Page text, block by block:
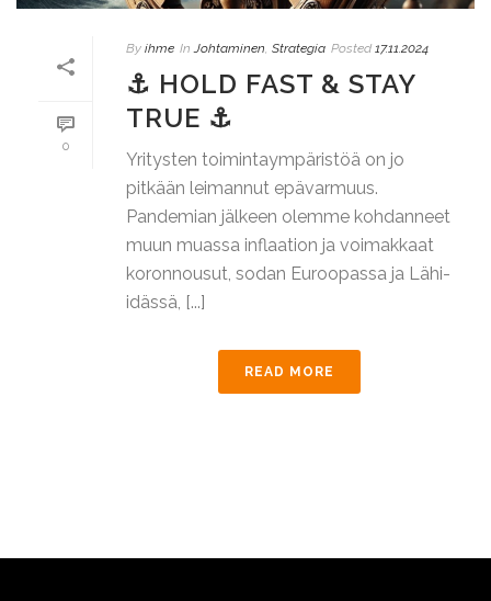
0
By ihme In Johtaminen Strategia Posted 17.11.2024
⚓ HOLD FAST & STAY
TRUE ⚓
Yritysten toimintaympäristöä on jo
pitkään leimannut epävarmuus.
Pandemian jälkeen olemme kohdanneet
muun muassa inflaation ja voimakkaat
koronnousut, sodan Euroopassa ja Lähi-
idässä, [...]
READ MORE